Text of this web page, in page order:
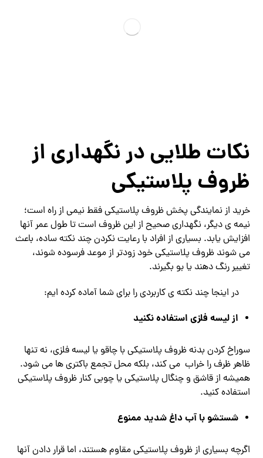
نکات طلایی در نگهداری از
ظروف پلاستیکی
خرید از نمایندگی پخش ظروف پلاستیکی فقط نیمی از راه است؛
نیمه‌ ی دیگر، نگهداری صحیح از این ظروف است تا طول عمر آنها
افزایش یابد. بسیاری از افراد با رعایت نکردن چند نکته ساده، باعث
می ‌شوند ظروف پلاستیکی خود زودتر از موعد فرسوده شوند،
تغییر رنگ دهند یا بو بگیرند.
در اینجا چند نکته‌ ی کاربردی را برای شما آماده کرده ‌ایم:
از لیسه‌ فلزی استفاده نکنید
سوراخ کردن بدنه ظروف پلاستیکی با چاقو یا لیسه فلزی، نه ‌تنها
ظاهر ظرف را خراب می‌ کند، بلکه محل تجمع باکتری‌ ها می‌ شود.
همیشه از قاشق و چنگال پلاستیکی یا چوبی کنار ظروف پلاستیکی
استفاده کنید.
شستشو با آب داغ شدید ممنوع
اگرچه بسیاری از ظروف پلاستیکی مقاوم هستند، اما قرار دادن آنها